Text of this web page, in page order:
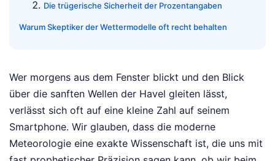
Die trügerische Sicherheit der Prozentangaben
Warum Skeptiker der Wettermodelle oft recht behalten
Wer morgens aus dem Fenster blickt und den Blick
über die sanften Wellen der Havel gleiten lässt,
verlässt sich oft auf eine kleine Zahl auf seinem
Smartphone. Wir glauben, dass die moderne
Meteorologie eine exakte Wissenschaft ist, die uns mit